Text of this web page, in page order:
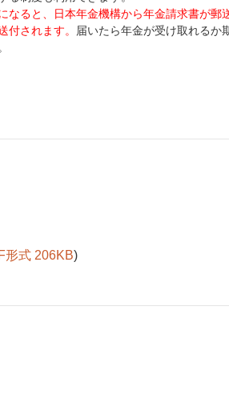
なると、日本年金機構から年金請求書が郵
付されます。
届いたら年金が受け取れるか
形式 206KB)